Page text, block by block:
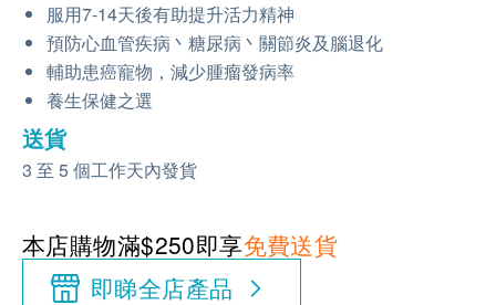
服用7-14天後有助提升活力精神
預防心血管疾病丶糖尿病丶關節炎及腦退化
輔助患癌寵物，減少腫瘤發病率
養生保健之選
送貨
3 至 5 個工作天內發貨
本店購物滿$250即享免費送貨
即睇全店產品